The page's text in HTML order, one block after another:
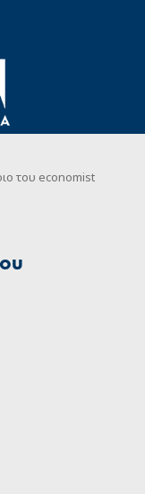
του economist